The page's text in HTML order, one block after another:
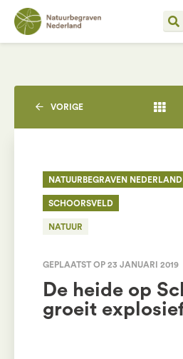
VORIGE
NATUURBEGRAVEN NEDERLAND
SCHOORSVELD
NATUUR
GEPLAATST OP 23 JANUARI 2019
De heide op
groeit